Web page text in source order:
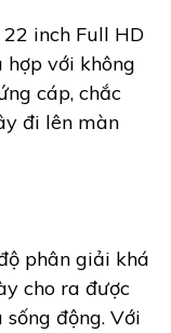
inch Full HD
hợp với không
cáp, chắc
đi lên màn
phân giải khá
cho ra được
động. Với